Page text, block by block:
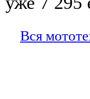
Вся